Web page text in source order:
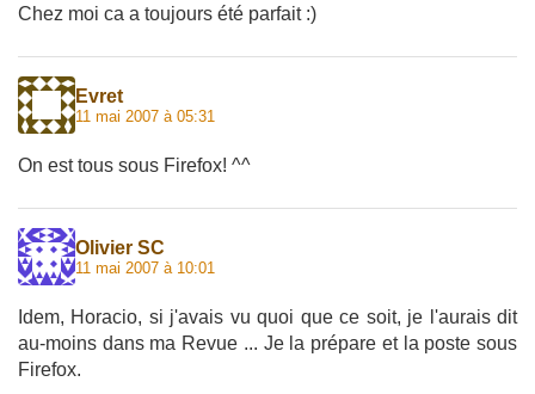
Chez moi ca a toujours été parfait :)
Evret
11 mai 2007 à 05:31
On est tous sous Firefox! ^^
Olivier SC
11 mai 2007 à 10:01
Idem, Horacio, si j'avais vu quoi que ce soit, je l'aurais dit
au-moins dans ma Revue ... Je la prépare et la poste sous
Firefox.